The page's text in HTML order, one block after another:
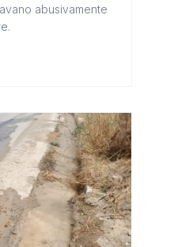
abusivamente